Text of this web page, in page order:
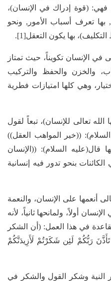
(قوة إدراك في الإنسان)،
بها تعرف أسباب الأمور, ونحو
بها يكون التعقل[1].
في الإنسان تكويناً، حيث تمتاز
والخزن والحفظ والتركيب
وهي كلها امتيازات فطرية
الله تعالى للإنسان)، تبعاً لقول
((خير المواهب العقل))
قال(عليه السلام): ((الإنسان
الكائنات بنحو تدور فيه إنسانية
أنعمها على الإنسان، والنعمة
أولاً، ولمانحها ثانياً، لأنه
في هذا العمل: (أن الشكر
رَبُّكُمْ لَئِن شَكَرْتُمْ لَأَزِيدَنَّكُمْ
النية وشكر القول والشكر في